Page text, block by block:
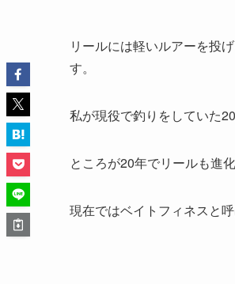
リールには軽いルアーを投
す。
私が現役で釣りをしていた
ところが20年でリールも進
現在ではベイトフィネスと